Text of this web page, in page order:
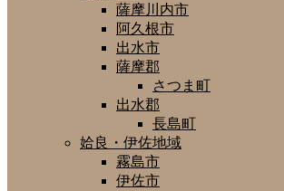
薩摩川内市
阿久根市
出水市
薩摩郡
さつま町
出水郡
長島町
姶良・伊佐地域
霧島市
伊佐市